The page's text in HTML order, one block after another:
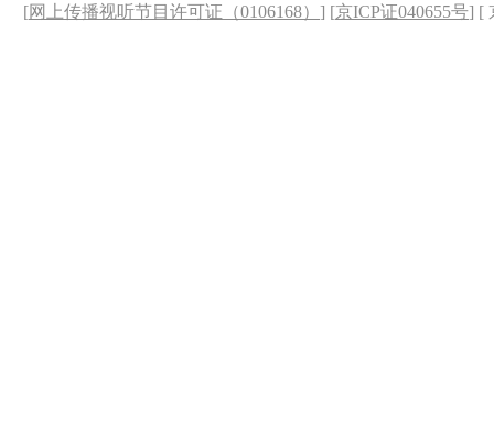
[网上传播视听节目许可证（0106168） ] [京ICP证040655号] [